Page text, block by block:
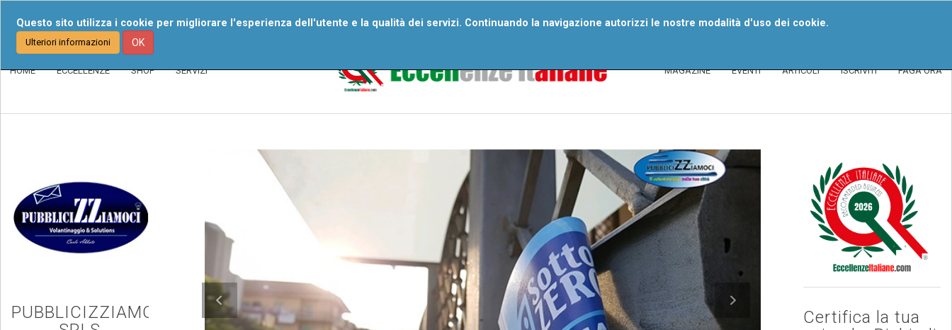
Questo sito utilizza i cookie per migliorare l'esperienza dell'utente e la qualità dei servizi. Continuando la navigazione autorizzi le nostre modalità d'uso dei cookie.
Ulteriori informazioni OK
HOME ECCELLENZE SHOP SERVIZI MAGAZINE EVENTI ARTICOLI ISCRIVITI PAGA ORA
PUBBLICIZZIAMOCI
Certifica la tua